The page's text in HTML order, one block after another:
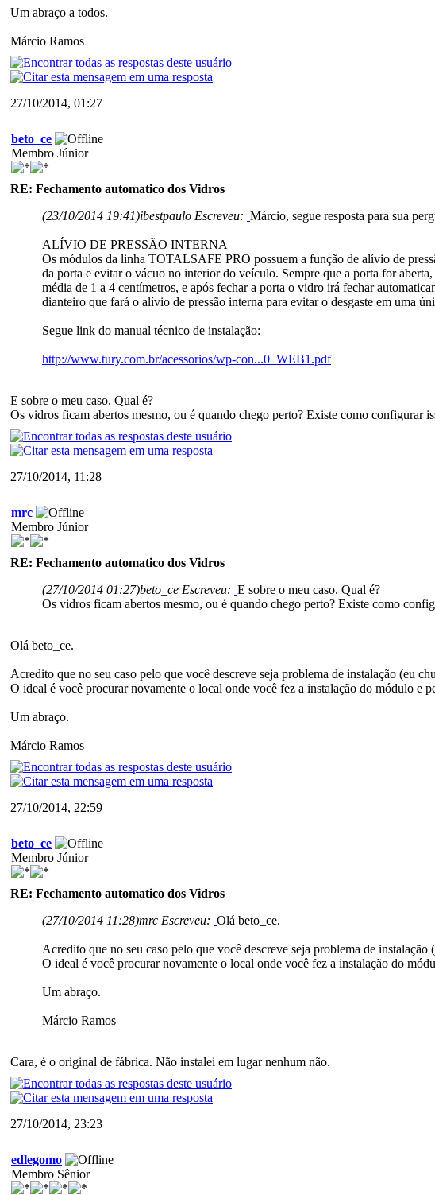
Um abraço a todos.
Márcio Ramos
27/10/2014, 01:27
beto_ce
Membro Júnior
RE: Fechamento automatico dos Vidros
(23/10/2014 19:41)ibestpaulo Escreveu: Márcio, segue resposta para sua
ALÍVIO DE PRESSÃO INTERNA
Os módulos da linha TOTALSAFE PRO possuem a função de alívio de
da porta e evitar o vácuo no interior do veículo. Sempre que a porta for
média de 1 a 4 centímetros, e após fechar a porta o vidro irá fechar
dianteiro que fará o alívio de pressão interna para evitar o desgaste em uma
Segue link do manual técnico de instalação:
http://www.tury.com.br/acessorios/wp-con...0_WEB1.pdf
E sobre o meu caso. Qual é?
Os vidros ficam abertos mesmo, ou é quando chego perto? Existe como configurar
27/10/2014, 11:28
mrc
Membro Júnior
RE: Fechamento automatico dos Vidros
(27/10/2014 01:27)beto_ce Escreveu: E sobre o meu caso. Qual é?
Os vidros ficam abertos mesmo, ou é quando chego perto? Existe como
Olá beto_ce.
Acredito que no seu caso pelo que você descreve seja problema de instalação (eu
O ideal é você procurar novamente o local onde você fez a instalação do módulo e
Um abraço.
Márcio Ramos
27/10/2014, 22:59
beto_ce
Membro Júnior
RE: Fechamento automatico dos Vidros
(27/10/2014 11:28)mrc Escreveu: Olá beto_ce.
Acredito que no seu caso pelo que você descreve seja problema de
O ideal é você procurar novamente o local onde você fez a instalação do
Um abraço.
Márcio Ramos
Cara, é o original de fábrica. Não instalei em lugar nenhum não.
27/10/2014, 23:23
edlegomo
Membro Sênior